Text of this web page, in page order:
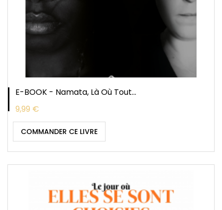
E-BOOK - Namata, Là Où Tout...
Prix
9,99 €
COMMANDER CE LIVRE